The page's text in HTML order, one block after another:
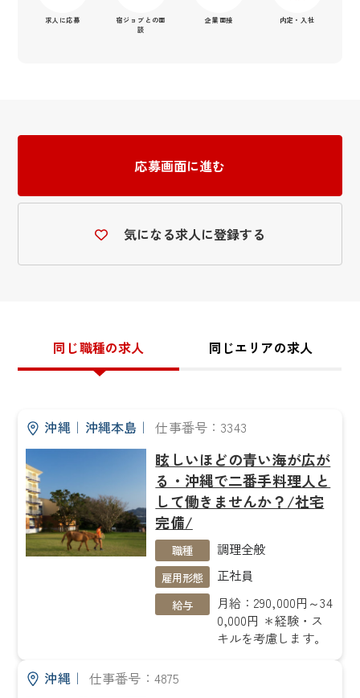
求人に応募
宿ジョブとの面
談
企業面接 内定・入社
応募画面に進む
気になる求人に登録する
同じ職種の求人 同じエリアの求人
沖縄｜ 沖縄本島 ｜ 仕事番号：3343
眩しいほどの青い海が広が
る・沖縄で二番手料理人と
して働きませんか？/社宅
完備/
職種 調理全般
雇用形態 正社員
給与
月給：290,000円～34
0,000円 ＊経験・ス
キルを考慮します。
沖縄｜ 仕事番号：4875